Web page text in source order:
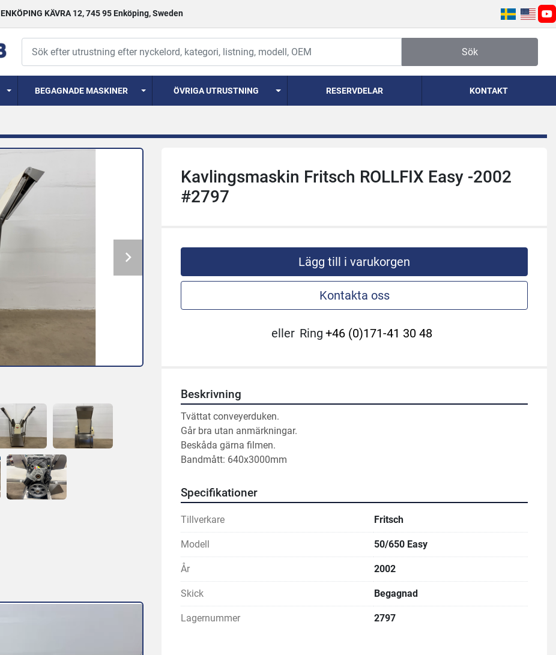
ENKÖPING KÄVRA 12, 745 95 Enköping, Sweden
Sök
BEGAGNADE MASKINER ÖVRIGA UTRUSTNING RESERVDELAR KONTAKT
Kavlingsmaskin Fritsch ROLLFIX Easy -2002
#2797
Lägg till i varukorgen
Kontakta oss
eller Ring +46 (0)171-41 30 48
Beskrivning
Tvättat conveyerduken.
Går bra utan anmärkningar.
Beskåda gärna filmen.
Bandmått: 640x3000mm
Specifikationer
Tillverkare Fritsch
Modell 50/650 Easy
År 2002
Skick Begagnad
Lagernummer 2797